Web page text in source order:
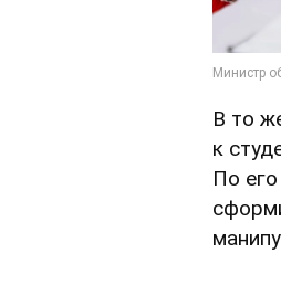
В то
к
По